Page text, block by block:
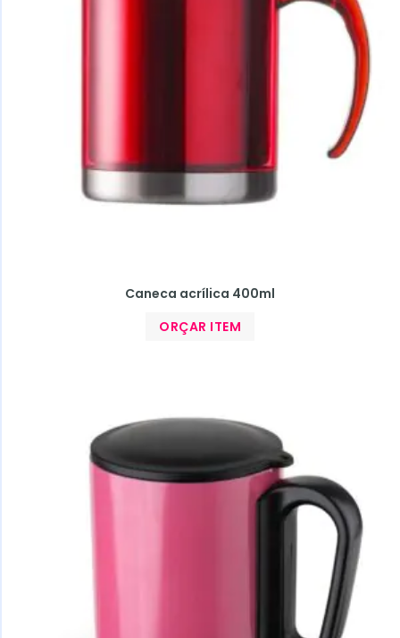
Caneca acrílica 400ml
ORÇAR ITEM